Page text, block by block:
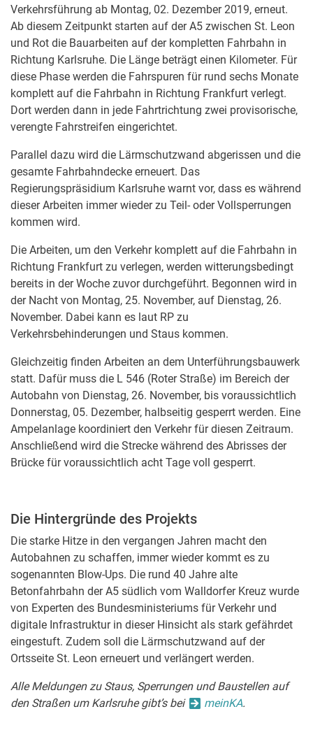
Verkehrsführung ab Montag, 02. Dezember 2019, erneut.
Ab diesem Zeitpunkt starten auf der A5 zwischen St. Leon
und Rot die Bauarbeiten auf der kompletten Fahrbahn in
Richtung Karlsruhe. Die Länge beträgt einen Kilometer. Für
diese Phase werden die Fahrspuren für rund sechs Monate
komplett auf die Fahrbahn in Richtung Frankfurt verlegt.
Dort werden dann in jede Fahrtrichtung zwei provisorische,
verengte Fahrstreifen eingerichtet.
Parallel dazu wird die Lärmschutzwand abgerissen und die
gesamte Fahrbahndecke erneuert. Das
Regierungspräsidium Karlsruhe warnt vor, dass es während
dieser Arbeiten immer wieder zu Teil- oder Vollsperrungen
kommen wird.
Die Arbeiten, um den Verkehr komplett auf die Fahrbahn in
Richtung Frankfurt zu verlegen, werden witterungsbedingt
bereits in der Woche zuvor durchgeführt. Begonnen wird in
der Nacht von Montag, 25. November, auf Dienstag, 26.
November. Dabei kann es laut RP zu
Verkehrsbehinderungen und Staus kommen.
Gleichzeitig finden Arbeiten an dem Unterführungsbauwerk
statt. Dafür muss die L 546 (Roter Straße) im Bereich der
Autobahn von Dienstag, 26. November, bis voraussichtlich
Donnerstag, 05. Dezember, halbseitig gesperrt werden. Eine
Ampelanlage koordiniert den Verkehr für diesen Zeitraum.
Anschließend wird die Strecke während des Abrisses der
Brücke für voraussichtlich acht Tage voll gesperrt.
Die Hintergründe des Projekts
Die starke Hitze in den vergangen Jahren macht den
Autobahnen zu schaffen, immer wieder kommt es zu
sogenannten Blow-Ups. Die rund 40 Jahre alte
Betonfahrbahn der A5 südlich vom Walldorfer Kreuz wurde
von Experten des Bundesministeriums für Verkehr und
digitale Infrastruktur in dieser Hinsicht als stark gefährdet
eingestuft. Zudem soll die Lärmschutzwand auf der
Ortsseite St. Leon erneuert und verlängert werden.
Alle Meldungen zu Staus, Sperrungen und Baustellen auf
den Straßen um Karlsruhe gibt’s bei
meinKA.